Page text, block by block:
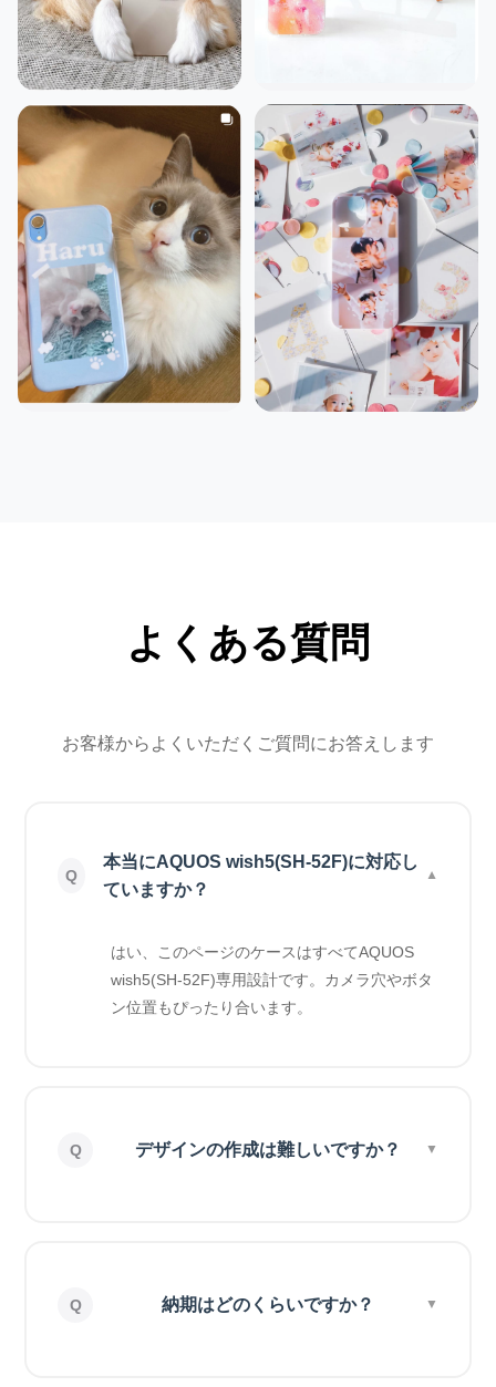
よくある質問
お客様からよくいただくご質問にお答えします
本当にAQUOS wish5(SH-52F)に対応し
ていますか？
はい、このページのケースはすべてAQUOS
wish5(SH-52F)専用設計です。カメラ穴やボタ
ン位置もぴったり合います。
デザインの作成は難しいですか？
納期はどのくらいですか？